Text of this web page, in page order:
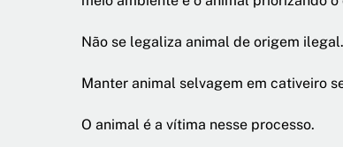
Não se legaliza animal de origem ilegal.
Manter animal selvagem em cativeiro
O animal é a vítima nesse processo.